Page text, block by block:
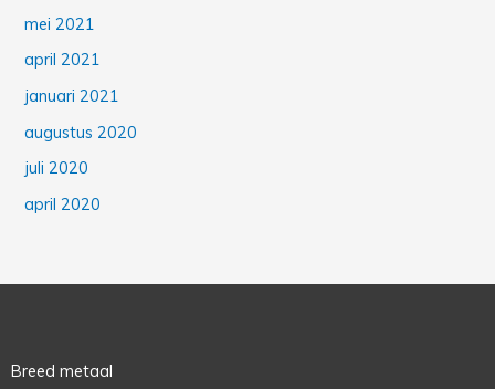
mei 2021
april 2021
januari 2021
augustus 2020
juli 2020
april 2020
Breed metaal